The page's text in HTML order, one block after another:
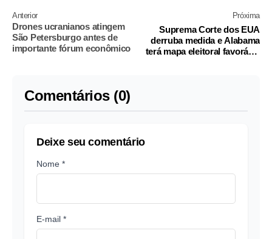
Anterior
Drones ucranianos atingem
São Petersburgo antes de
importante fórum econômico
Próxima
Suprema Corte dos EUA
derruba medida e Alabama
terá mapa eleitoral favorável
Comentários (0)
Deixe seu comentário
Nome *
E-mail *